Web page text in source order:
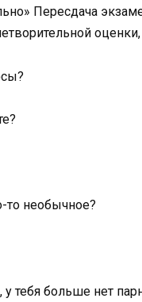
Пересдача
то необычное?
тебя больше нет